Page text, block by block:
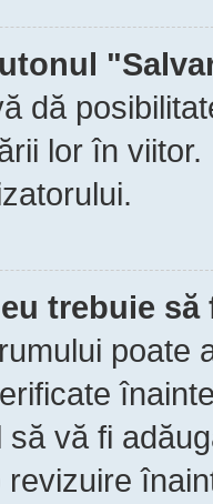
dă
lor în
trebuie
poate
vă fi